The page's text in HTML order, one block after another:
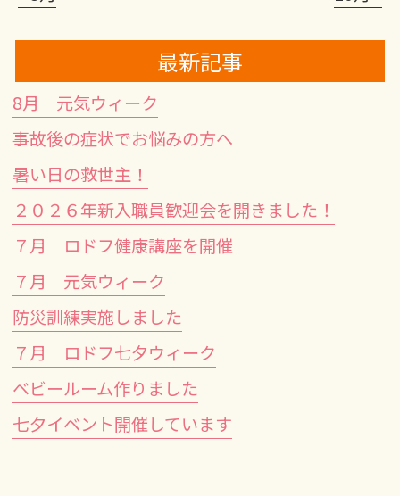
最新記事
8月 元気ウィーク
事故後の症状でお悩みの方へ
暑い日の救世主！
２０２６年新入職員歓迎会を開きました！
７月 ロドフ健康講座を開催
７月 元気ウィーク
防災訓練実施しました
７月 ロドフ七夕ウィーク
ベビールーム作りました
七夕イベント開催しています